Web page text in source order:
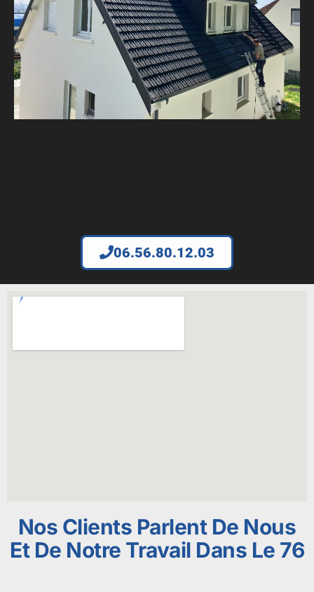
06.56.80.12.03
Nos Clients Parlent De Nous
Et De Notre Travail Dans Le 76